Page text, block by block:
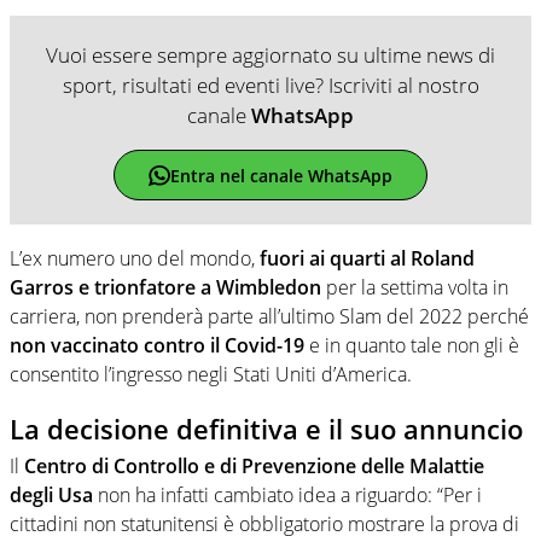
Vuoi essere sempre aggiornato su ultime news di
sport, risultati ed eventi live? Iscriviti al nostro
canaleWhatsApp
Entra nel canale WhatsApp
L’ex numero uno del mondo,fuori ai quarti al Roland
Garros e trionfatore a Wimbledon per la settima volta in
carriera, non prenderà parte all’ultimo Slam del 2022 perché
non vaccinato contro il Covid-19 e in quanto tale non gli è
consentito l’ingresso negli Stati Uniti d’America.
La decisione definitiva e il suo annuncio
Il Centro di Controllo e di Prevenzione delle Malattie
degli Usa non ha infatti cambiato idea a riguardo: “Per i
cittadini non statunitensi è obbligatorio mostrare la prova di